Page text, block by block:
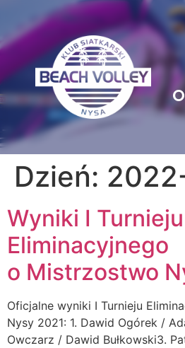
Dzień:
Wyniki I Turnieju
Eliminacyjnego
o Mistrzostwo
Oficjalne wyniki I Turnieju
Nysy 2021: 1. Dawid Ogórek /
Owczarz / Dawid Bułkowski3.